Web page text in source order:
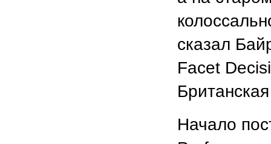
сказал
Facet
Начало